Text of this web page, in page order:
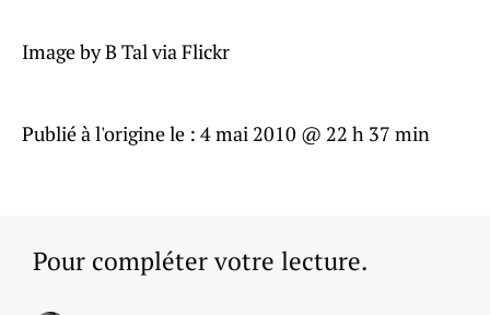
Image by B Tal via Flickr
Publié à l'origine le : 4 mai 2010 @ 22 h 37 min
Pour compléter votre lecture.